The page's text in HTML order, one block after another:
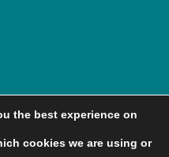
the best experience on
cookies we are using or